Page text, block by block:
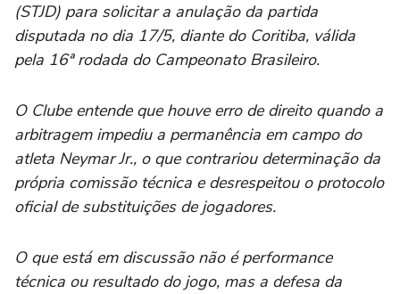
(STJD) para solicitar a anulação da partida
disputada no dia 17/5, diante do Coritiba, válida
pela 16ª rodada do Campeonato Brasileiro.
O Clube entende que houve erro de direito quando a
arbitragem impediu a permanência em campo do
atleta Neymar Jr., o que contrariou determinação da
própria comissão técnica e desrespeitou o protocolo
oficial de substituições de jogadores.
O que está em discussão não é performance
técnica ou resultado do jogo, mas a defesa da